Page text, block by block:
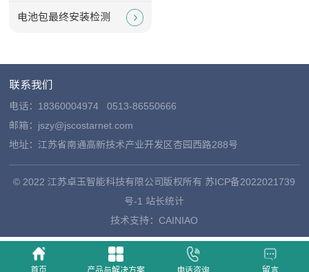
电池包最终安装检测
联系我们
电话： 183600049740513-86550666
邮箱：jszy@jscostarnet.com
地址：江苏省南通高新技术产业开发区杏园西路288号
© 2022 江苏卓玉智能科技有限公司版权所有 苏ICP备2022021739
号-1 站长统计
技术支持： CAINIAO
首页 产品与解决方案 电话咨询 留言